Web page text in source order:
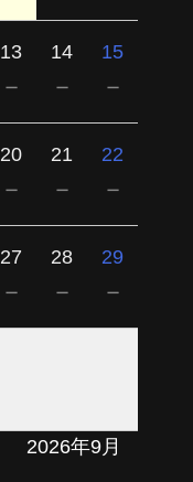
13
－
14
－
15
－
20
－
21
－
22
－
27
－
28
－
29
－
2026年9月